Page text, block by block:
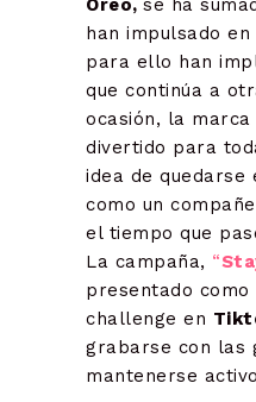
Oreo, se ha
han impulsado
para ello han
que continúa a
ocasión, la
divertido para
idea de quedarse
como un
el tiempo que
La campaña, “
presentado
challenge en
grabarse con las
mantenerse